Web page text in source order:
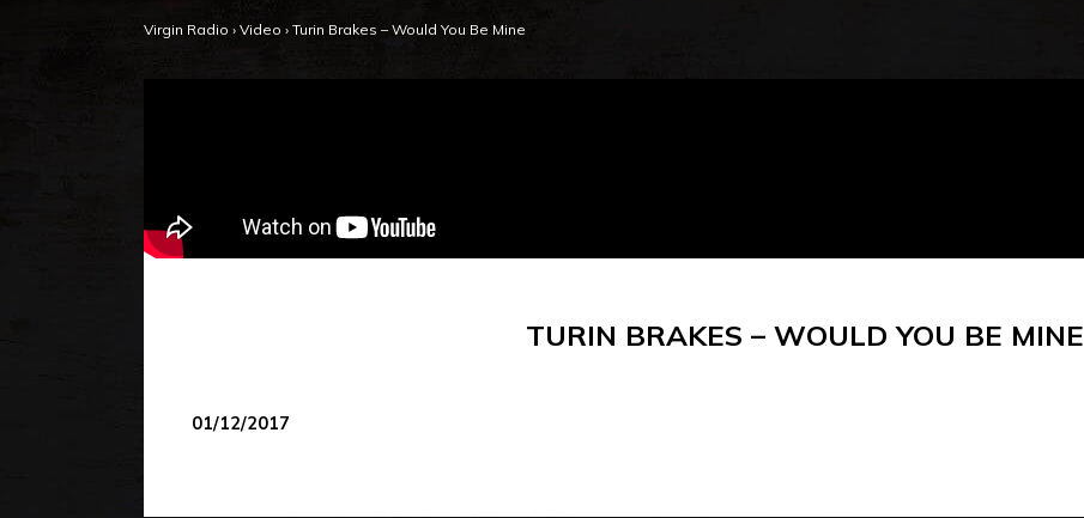
Virgin Radio › Video › Turin Brakes – Would You Be Mine
TURIN BRAKES – WOULD YOU BE MINE
01/12/2017